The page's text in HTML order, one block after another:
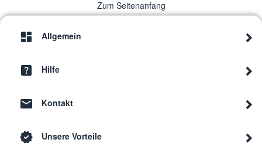
Zum Seitenanfang
Allgemein
Hilfe
Kontakt
Unsere Vorteile